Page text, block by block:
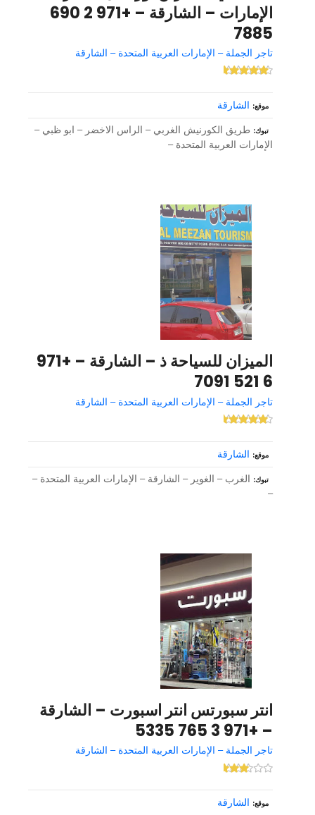
الإمارات – الشارقة – +971 2 690
7885
تاجر الجملة – الإمارات العربية المتحدة – الشارقة
موقع الشارقة
تبوك طريق الكورنيش الغربي – الراس الاخضر – ابو ظبي –
الإمارات العربية المتحدة –
الميزان للسياحة ذ – الشارقة – +971
6 521 7091
تاجر الجملة – الإمارات العربية المتحدة – الشارقة
موقع الشارقة
تبوك
الغرب – الغوير – الشارقة – الإمارات العربية المتحدة –
–
انتر سبورتس انتر اسبورت – الشارقة
– +971 3 765 5335
تاجر الجملة – الإمارات العربية المتحدة – الشارقة
موقع الشارقة